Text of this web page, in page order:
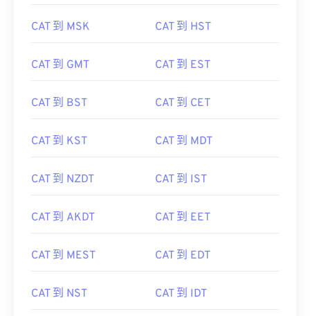
CAT 到 MSK CAT 到 HST
CAT 到 GMT CAT 到 EST
CAT 到 BST CAT 到 CET
CAT 到 KST CAT 到 MDT
CAT 到 NZDT CAT 到 IST
CAT 到 AKDT CAT 到 EET
CAT 到 MEST CAT 到 EDT
CAT 到 NST CAT 到 IDT